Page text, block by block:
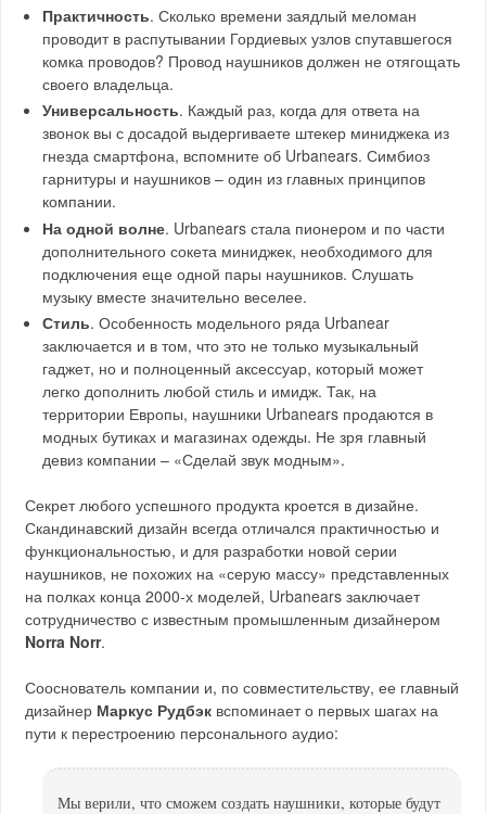
Практичность. Сколько времени заядлый меломан
проводит в распутывании Гордиевых узлов спутавшегося
комка проводов? Провод наушников должен не отягощать
своего владельца.
Универсальность. Каждый раз, когда для ответа на
звонок вы с досадой выдергиваете штекер миниджека из
гнезда смартфона, вспомните об Urbanears. Симбиоз
гарнитуры и наушников – один из главных принципов
компании.
На одной волне. Urbanears стала пионером и по части
дополнительного сокета миниджек, необходимого для
подключения еще одной пары наушников. Слушать
музыку вместе значительно веселее.
Стиль. Особенность модельного ряда Urbanear
заключается и в том, что это не только музыкальный
гаджет, но и полноценный аксессуар, который может
легко дополнить любой стиль и имидж. Так, на
территории Европы, наушники Urbanears продаются в
модных бутиках и магазинах одежды. Не зря главный
девиз компании – «Сделай звук модным».
Секрет любого успешного продукта кроется в дизайне.
Скандинавский дизайн всегда отличался практичностью и
функциональностью, и для разработки новой серии
наушников, не похожих на «серую массу» представленных
на полках конца 2000-х моделей, Urbanears заключает
сотрудничество с известным промышленным дизайнером
Norra Norr.
Сооснователь компании и, по совместительству, ее главный
дизайнер Маркус Рудбэк вспоминает о первых шагах на
пути к перестроению персонального аудио:
Мы верили, что сможем создать наушники, которые будут